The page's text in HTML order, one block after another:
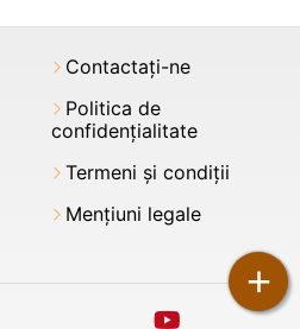
+
Contactați-ne
Politica de
confidențialitate
Termeni şi condiții
Mențiuni legale
youtube